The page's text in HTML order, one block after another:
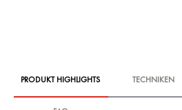
PRODUKT HIGHLIGHTS TECHNIKEN